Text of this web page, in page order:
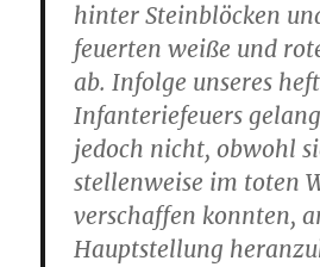
hinter Steinblöcken
feuerten weiße und
ab. Infolge unseres
Infanteriefeuers
jedoch nicht, obwohl
stellenweise im toten
verschaffen konnten,
Hauptstellung